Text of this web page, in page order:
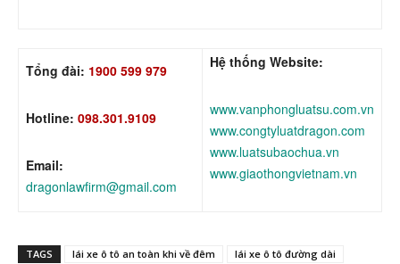
Tổng đài: 1900 599 979
Hotline: 098.301.9109
Email:
dragonlawfirm@gmail.com
Hệ thống Website:
www.vanphongluatsu.com.vn
www.congtyluatdragon.com
www.luatsubaochua.vn
www.giaothongvietnam.vn
TAGS lái xe ô tô an toàn khi về đêm
lái xe ô tô đường dài